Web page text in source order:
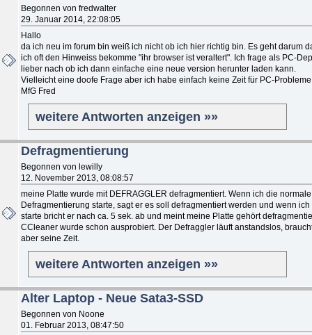
Begonnen von fredwalter
29. Januar 2014, 22:08:05
Hallo
da ich neu im forum bin weiß ich nicht ob ich hier richtig bin. Es geht darum
ich oft den Hinweiss bekomme "ihr browser ist veraltert". Ich frage als PC-
lieber nach ob ich dann einfache eine neue version herunter laden kann.
Vielleicht eine doofe Frage aber ich habe einfach keine Zeit für PC-
MfG Fred
weitere Antworten anzeigen »»
Defragmentierung
Begonnen von lewilly
12. November 2013, 08:08:57
meine Platte wurde mit DEFRAGGLER defragmentiert. Wenn ich die normale
Defragmentierung starte, sagt er es soll defragmentiert werden und wenn ich
starte bricht er nach ca. 5 sek. ab und meint meine Platte gehört
CCleaner wurde schon ausprobiert. Der Defraggler läuft anstandslos,
aber seine Zeit.
weitere Antworten anzeigen »»
Alter Laptop - Neue Sata3-SSD
Begonnen von Noone
01. Februar 2013, 08:47:50